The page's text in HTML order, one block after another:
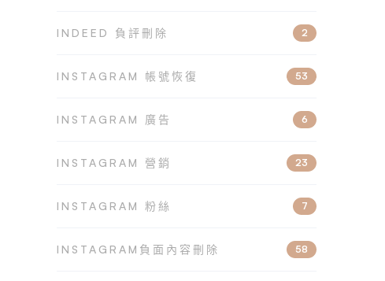
INDEED 負評刪除 2
INSTAGRAM 帳號恢復 53
INSTAGRAM 廣告 6
INSTAGRAM 營銷 23
INSTAGRAM 粉絲 7
INSTAGRAM負面內容刪除 58